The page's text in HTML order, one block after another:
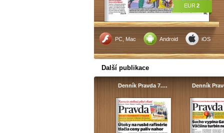
PC, Mac Android iOS
EUR 2
Další publikace
Denník Pravda 7.… Denník